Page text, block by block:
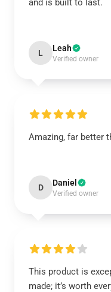
and is built to last.
L Leah
Verified owner
Amazing, far better
D Daniel
Verified owner
This product is
made; it’s worth